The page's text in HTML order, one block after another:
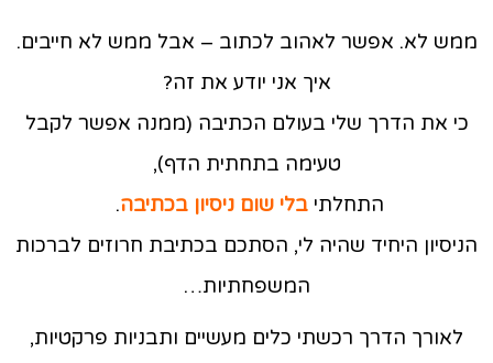
ממש לא. אפשר לאהוב לכתוב – אבל ממש לא חייבים.
איך אני יודע את זה?
כי את הדרך שלי בעולם הכתיבה (ממנה אפשר לקבל
טעימה בתחתית הדף),
התחלתיבלי שום ניסיון בכתיבה.
הניסיון היחיד שהיה לי, הסתכם בכתיבת חרוזים לברכות
המשפחתיות…
לאורך הדרך רכשתי כלים מעשיים ותבניות פרקטיות,